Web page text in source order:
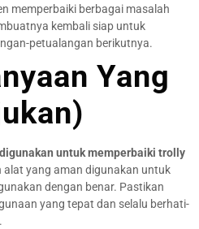
memperbaiki berbagai masalah
kembali siap untuk
petualangan berikutnya.
Yang
untuk memperbaiki trolly
alat yang aman digunakan untuk
dengan benar. Pastikan
yang tepat dan selalu berhati-